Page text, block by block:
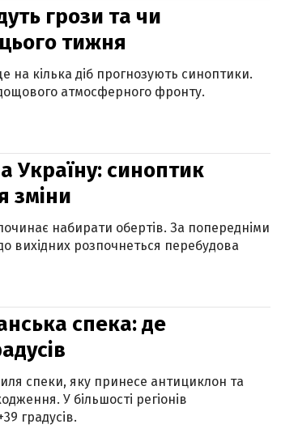
грози та чи
тижня
на кілька діб прогнозують синоптики.
атмосферного фронту.
Україну: синоптик
зміни
набирати обертів. За попередніми
вихідних розпочнеться перебудова
спека: де
спеки, яку принесе антициклон та
У більшості регіонів
градусів.